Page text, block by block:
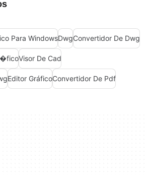
Para WindowsDwgConvertidor De Dwg
Visor De Cad
Editor GráficoConvertidor De Pdf